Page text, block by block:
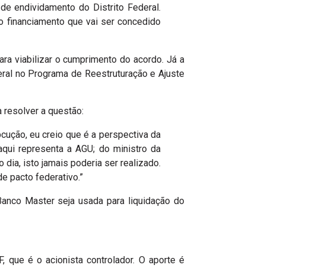
endividamento do Distrito Federal.
financiamento que vai ser concedido
viabilizar o cumprimento do acordo. Já a
no Programa de Reestruturação e Ajuste
resolver a questão:
eu creio que é a perspectiva da
representa a AGU; do ministro da
dia, isto jamais poderia ser realizado.
pacto federativo.”
Master seja usada para liquidação do
que é o acionista controlador. O aporte é